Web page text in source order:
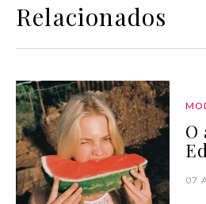
Relacionados
O
07